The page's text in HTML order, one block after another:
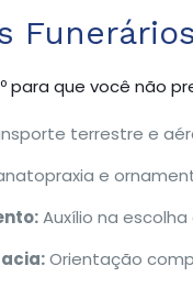
Funerários
para que você não
terrestre e
e
Auxílio na
Orientação